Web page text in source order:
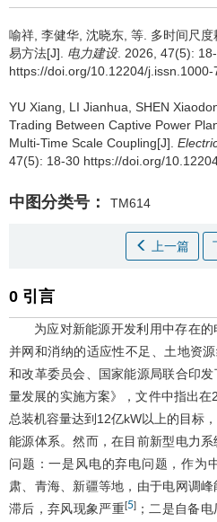
喻祥 李健华 沈晓东 等 多时间尺
易方法[J]. 电力建设. 2026, 47(5):
https://doi.org/10.12204/
YU Xiang LI Jianhua SHEN
Trading Between Captive Power
Multi-Time Scale Coupling[J].
47(5): 18-30 https://doi.org/
中图分类号： TM614
上一篇
0 引言
为应对新能源开发利用中存在
并网和消纳的适应性不足、土地资
和改革委员会、国家能源局联合印
量发展的实施方案》，文件中指出
总装机容量达到12亿kW以上的目标
能源体系。然而，在目前新型电力
问题：一是风电的弃电问题，作为
肃、青海、新疆等地，由于电网调
滞后，弃风现象严重[5]；二是自备